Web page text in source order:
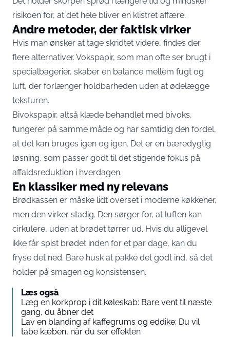
risikoen for, at det hele bliver en klistret affære.
Andre metoder, der faktisk virker
Hvis man ønsker at tage skridtet videre, findes der
flere alternativer. Vokspapir, som man ofte ser brugt i
specialbagerier, skaber en balance mellem fugt og
luft, der forlænger holdbarheden uden at ødelægge
teksturen.
Bivokspapir, altså klæde behandlet med bivoks,
fungerer på samme måde og har samtidig den fordel,
at det kan bruges igen og igen. Det er en bæredygtig
løsning, som passer godt til det stigende fokus på
affaldsreduktion i hverdagen.
En klassiker med ny relevans
Brødkassen er måske lidt overset i moderne køkkener,
men den virker stadig. Den sørger for, at luften kan
cirkulere, uden at brødet tørrer ud. Hvis du alligevel
ikke får spist brødet inden for et par dage, kan du
fryse det ned. Bare husk at pakke det godt ind, så det
holder på smagen og konsistensen.
Læs også
Læg en korkprop i dit køleskab: Bare vent til næste
gang, du åbner det
Lav en blanding af kaffegrums og eddike: Du vil
tabe kæben, når du ser effekten